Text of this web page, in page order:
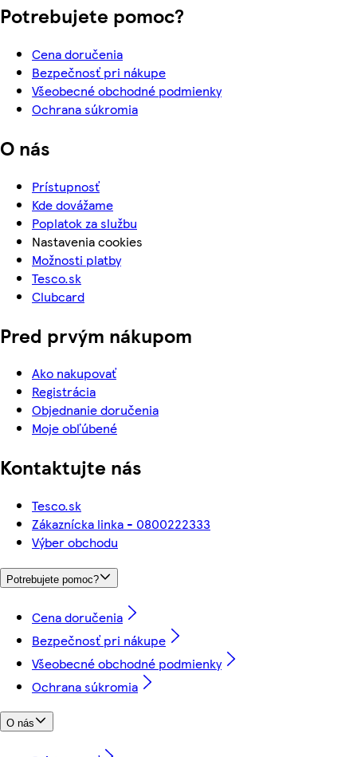
Potrebujete pomoc?
Cena doručenia
Bezpečnosť pri nákupe
Všeobecné obchodné podmienky
Ochrana súkromia
O nás
Prístupnosť
Kde dovážame
Poplatok za službu
Nastavenia cookies
Možnosti platby
Tesco.sk
Clubcard
Pred prvým nákupom
Ako nakupovať
Registrácia
Objednanie doručenia
Moje obľúbené
Kontaktujte nás
Tesco.sk
Zákaznícka linka - 0800222333
Výber obchodu
Potrebujete pomoc?
Cena doručenia
Bezpečnosť pri nákupe
Všeobecné obchodné podmienky
Ochrana súkromia
O nás